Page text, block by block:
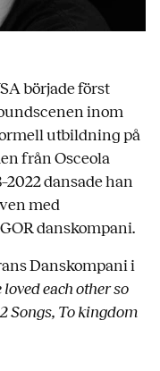
började först
inom
utbildning på
från Osceola
dansade han
med
danskompani.
Danskompani i
loved each other so
Songs, To kingdom